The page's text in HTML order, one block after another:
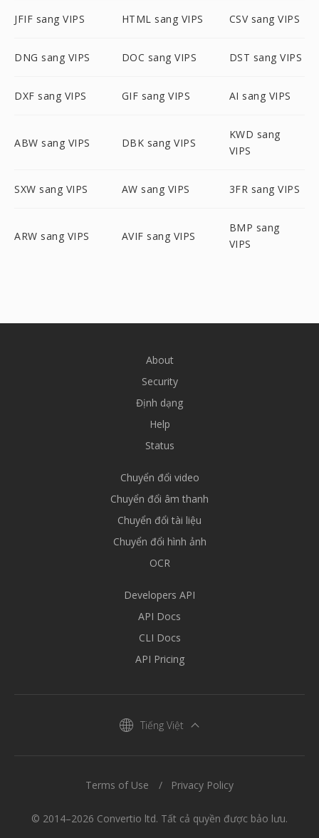
JFIF sang VIPS HTML sang VIPS CSV sang VIPS
DNG sang VIPS DOC sang VIPS DST sang VIPS
DXF sang VIPS GIF sang VIPS AI sang VIPS
ABW sang VIPS DBK sang VIPS
KWD sang
VIPS
SXW sang VIPS AW sang VIPS 3FR sang VIPS
ARW sang VIPS AVIF sang VIPS
BMP sang
VIPS
About
Security
Định dạng
Help
Status
Chuyển đổi video
Chuyển đổi âm thanh
Chuyển đổi tài liệu
Chuyển đổi hình ảnh
OCR
Developers API
API Docs
CLI Docs
API Pricing
Tiếng Việt
© 2014–2026 Convertio ltd. Tất cả quyền được bảo lưu.
Terms of Use Privacy Policy